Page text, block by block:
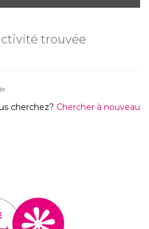
trouvée
.
cherchez? Chercher à nouveau